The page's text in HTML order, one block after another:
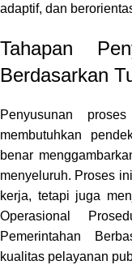
adaptif, dan
Tahapan
Berdasarkan
Penyusunan
membutuhkan
benar
menyeluruh. Proses
kerja, tetapi juga
Operasional
Pemerintahan
kualitas pelayanan